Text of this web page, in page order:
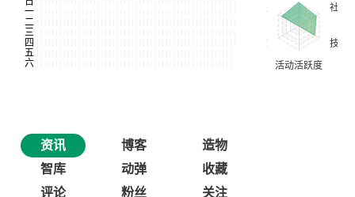
资讯 博客
造物
智库
动弹
收藏
评论
粉丝 关注